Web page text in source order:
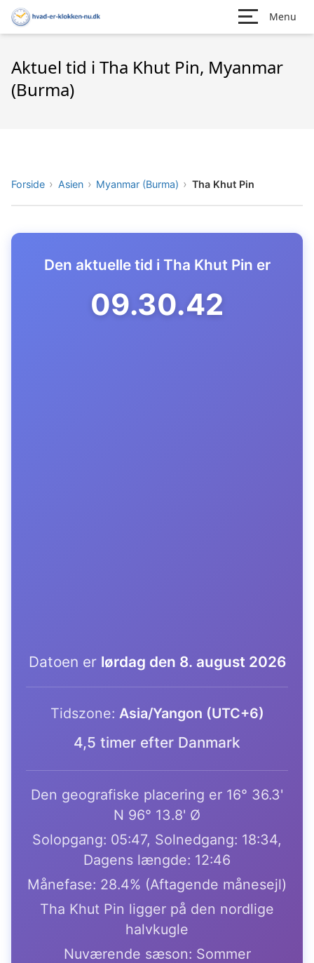
Menu
Aktuel tid i Tha Khut Pin, Myanmar
(Burma)
Forside Asien Myanmar (Burma) Tha Khut Pin
Den aktuelle tid i Tha Khut Pin er
09.30.43
Datoen er lørdag den 8. august 2026
Tidszone: Asia/Yangon (UTC+6)
4,5 timer efter Danmark
Den geografiske placering er 16° 36.3'
N 96° 13.8' Ø
Solopgang: 05:47, Solnedgang: 18:34,
Dagens længde: 12:46
Månefase: 28.4% (Aftagende månesejl)
Tha Khut Pin ligger på den nordlige
halvkugle
Nuværende sæson: Sommer